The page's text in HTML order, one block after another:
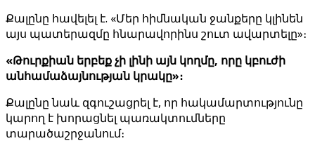
Քալընը հավելել է. «Մեր հիմնական ջանքերը կլինեն
այս պատերազմը հնարավորինս շուտ ավարտելը»։
«Թուրքիան երբեք չի լինի այն կողմը, որը կբուժի
անհամաձայնության կրակը»։
Քալընը նաև զգուշացրել է, որ հակամարտությունը
կարող է խորացնել պառակտումները
տարածաշրջանում։